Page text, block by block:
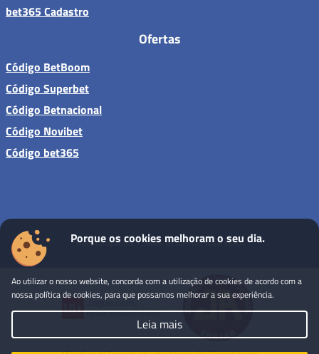
bet365 Cadastro
Ofertas
Código BetBoom
Código Superbet
Código Betnacional
Código Novibet
Código bet365
Sites de apostas - Todos os direitos reservados
Porque os cookies melhoram o seu dia.
Ao utilizar o nosso website, concorda com a utilização de cookies de acordo com a
nossa política de cookies, para que possamos melhorar a sua experiência.
Leia mais